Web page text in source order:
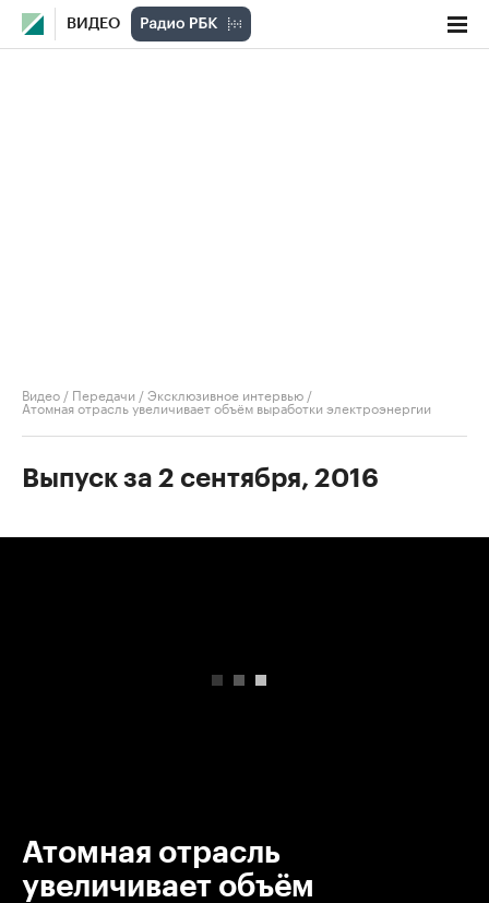
ВИДЕО
Видео / Передачи /Эксклюзивное интервью /
Атомная отрасль увеличивает объём выработки электроэнергии
Выпуск за 2 сентября, 2016
Атомная отрасль
увеличивает объём